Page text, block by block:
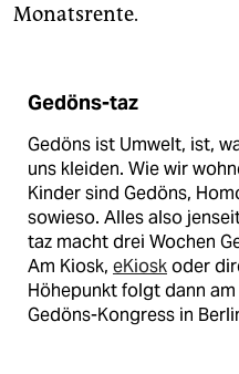
Monatsrente.
Gedöns-taz
Gedöns ist Umwelt, ist,
uns kleiden. Wie wir
Kinder sind Gedöns,
sowieso. Alles also
taz macht drei Wochen
Am Kiosk, eKioskoder
Höhepunkt folgt dann
Gedöns-Kongress in